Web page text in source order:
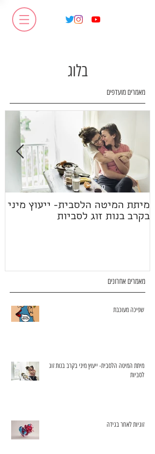
בלוג
מאמרים מועדפים
מיתת המיטה הלסבית- ייעוץ מיני
בקרב בנות זוג לסביות
מאמרים אחרונים
שפיכה מעוכבת
מיתת המיטה הלסבית- ייעוץ מיני בקרב בנות זוג
לסביות
זוגיות לאחר בגידה